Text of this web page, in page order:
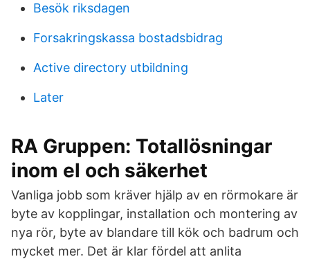
Besök riksdagen
Forsakringskassa bostadsbidrag
Active directory utbildning
Later
RA Gruppen: Totallösningar
inom el och säkerhet
Vanliga jobb som kräver hjälp av en rörmokare är
byte av kopplingar, installation och montering av
nya rör, byte av blandare till kök och badrum och
mycket mer. Det är klar fördel att anlita